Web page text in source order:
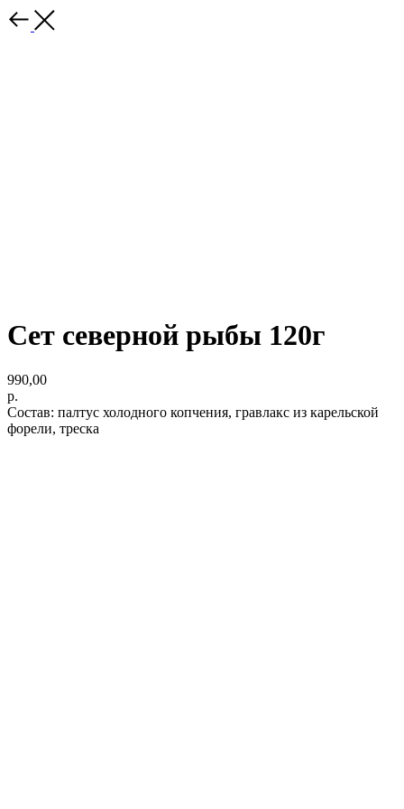
Сет северной рыбы 120г
990,00
р.
Состав: палтус холодного копчения, гравлакс из карельской
форели, треска